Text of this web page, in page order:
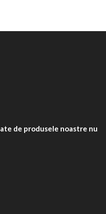
de produsele noastre nu